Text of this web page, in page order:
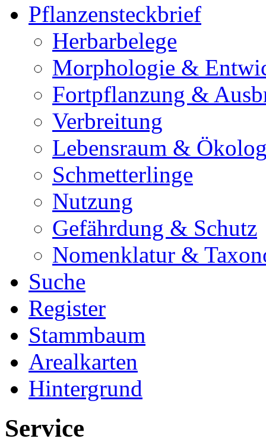
Pflanzensteckbrief
Herbarbelege
Morphologie &
Fortpflanzung &
Verbreitung
Lebensraum &
Schmetterlinge
Nutzung
Gefährdung & Schutz
Nomenklatur &
Suche
Register
Stammbaum
Arealkarten
Hintergrund
Service